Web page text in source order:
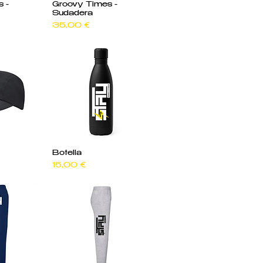
-
Vista rápida
Groovy Times -
Sudadera
Precio
35,00 €
Vista rápida
Botella
Precio
15,00 €